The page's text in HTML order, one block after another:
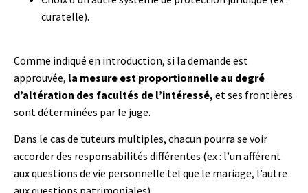
curatelle).
Comme indiqué en introduction, si la demande est
approuvée, la mesure est proportionnelle au degré
d’altération des facultés de l’intéressé, et ses frontières
sont déterminées par le juge.
Dans le cas de tuteurs multiples, chacun pourra se voir
accorder des responsabilités différentes (ex : l’un afférent
aux questions de vie personnelle tel que le mariage, l’autre